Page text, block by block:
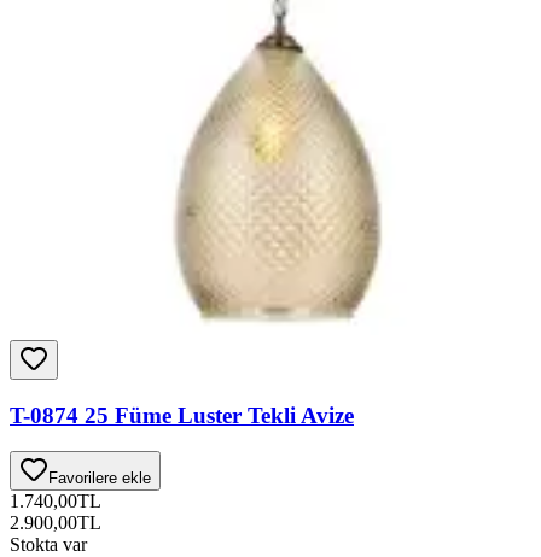
T-0874 25 Füme Luster Tekli Avize
Favorilere ekle
1.740,00TL
2.900,00TL
Stokta var